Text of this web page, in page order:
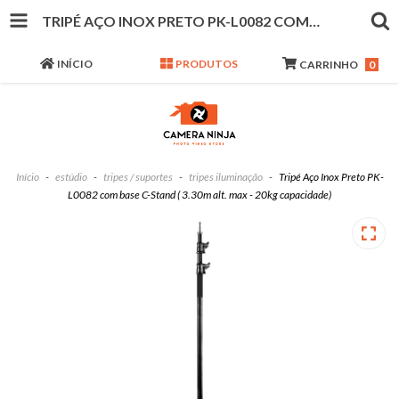
TRIPÉ AÇO INOX PRETO PK-L0082 COM BASE C-STAND ( 3.30M ALT. MAX - 20KG CAPACIDADE)
INÍCIO PRODUTOS CARRINHO 0
Início - estúdio - tripes / suportes - tripes iluminação - Tripé Aço Inox Preto PK-
L0082 com base C-Stand ( 3.30m alt. max - 20kg capacidade)